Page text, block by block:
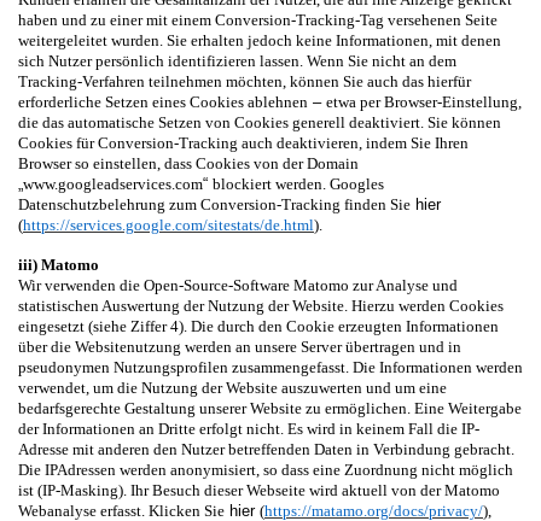
haben und zu einer mit einem Conversion-Tracking-Tag versehenen Seite
weitergeleitet wurden. Sie erhalten jedoch keine Informationen, mit denen
sich Nutzer persönlich identifizieren lassen. Wenn Sie nicht an dem
Tracking-Verfahren teilnehmen möchten, können Sie auch das hierfür
erforderliche Setzen eines Cookies ablehnen – etwa per Browser-Einstellung,
die das automatische Setzen von Cookies generell deaktiviert. Sie können
Cookies für Conversion-Tracking auch deaktivieren, indem Sie Ihren
Browser so einstellen, dass Cookies von der Domain
„www.googleadservices.com“ blockiert werden. Googles
Datenschutzbelehrung zum Conversion-Tracking finden Sie hier
(https://services.google.com/sitestats/de.html).
iii) Matomo
Wir verwenden die Open-Source-Software Matomo zur Analyse und
statistischen Auswertung der Nutzung der Website. Hierzu werden Cookies
eingesetzt (siehe Ziffer 4). Die durch den Cookie erzeugten Informationen
über die Websitenutzung werden an unsere Server übertragen und in
pseudonymen Nutzungsprofilen zusammengefasst. Die Informationen werden
verwendet, um die Nutzung der Website auszuwerten und um eine
bedarfsgerechte Gestaltung unserer Website zu ermöglichen. Eine Weitergabe
der Informationen an Dritte erfolgt nicht. Es wird in keinem Fall die IP-
Adresse mit anderen den Nutzer betreffenden Daten in Verbindung gebracht.
Die IPAdressen werden anonymisiert, so dass eine Zuordnung nicht möglich
ist (IP-Masking). Ihr Besuch dieser Webseite wird aktuell von der Matomo
Webanalyse erfasst. Klicken Sie hier (https://matamo.org/docs/privacy/),